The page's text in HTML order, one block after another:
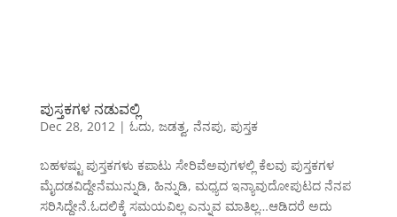
ಪುಸ್ತಕಗಳ ನಡುವಲ್ಲಿ
Dec 28, 2012| ಓದು, ಜಡತ್ವ, ನೆನಪು, ಪುಸ್ತಕ
ಬಹಳಷ್ಟು ಪುಸ್ತಕಗಳು ಕಪಾಟು ಸೇರಿವೆಅವುಗಳಲ್ಲಿ ಕೆಲವು ಪುಸ್ತಕಗಳ
ಮೈದಡವಿದ್ದೇನೆಮುನ್ನುಡಿ, ಹಿನ್ನುಡಿ, ಮಧ್ಯದ ಇನ್ಯಾವುದೋಪುಟದ ನೆನಪ
ಸರಿಸಿದ್ದೇನೆ.ಓದಲಿಕ್ಕೆ ಸಮಯವಿಲ್ಲ ಎನ್ನುವ ಮಾತಿಲ್ಲ…ಆಡಿದರೆ ಅದು